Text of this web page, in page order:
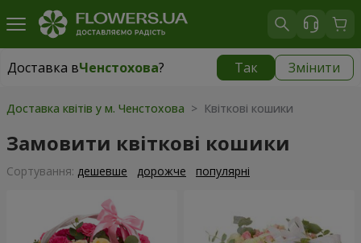
Доставка вЧенстохова? Так Змінити
Доставка вЧенстохова| безкоштовно
Доставка квітів у м. Ченстохова > Квіткові кошики
Замовити квіткові кошики
Сортування: дешевше дорожче популярні